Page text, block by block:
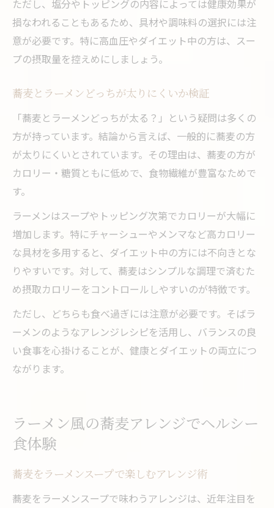
ただし、塩分やトッピングの内容によっては健康効果が
損なわれることもあるため、具材や調味料の選択には注
意が必要です。特に高血圧やダイエット中の方は、スー
プの摂取量を控えめにしましょう。
蕎麦とラーメンどっちが太りにくいか検証
「蕎麦とラーメンどっちが太る？」という疑問は多くの
方が持っています。結論から言えば、一般的に蕎麦の方
が太りにくいとされています。その理由は、蕎麦の方が
カロリー・糖質ともに低めで、食物繊維が豊富なためで
す。
ラーメンはスープやトッピング次第でカロリーが大幅に
増加します。特にチャーシューやメンマなど高カロリー
な具材を多用すると、ダイエット中の方には不向きとな
りやすいです。対して、蕎麦はシンプルな調理で済むた
め摂取カロリーをコントロールしやすいのが特徴です。
ただし、どちらも食べ過ぎには注意が必要です。そばラ
ーメンのようなアレンジレシピを活用し、バランスの良
い食事を心掛けることが、健康とダイエットの両立につ
ながります。
ラーメン風の蕎麦アレンジでヘルシー
食体験
蕎麦をラーメンスープで楽しむアレンジ術
蕎麦をラーメンスープで味わうアレンジは、近年注目を